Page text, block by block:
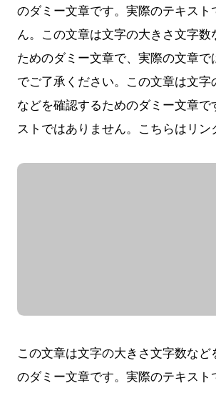
のダミー文章です。実際のテキスト
ん。この文章は文字の大きさ文字数
ためのダミー文章で、実際の文章で
でご了承ください。この文章は文字
などを確認するためのダミー文章で
ストではありません。こちらはリン
この文章は文字の大きさ文字数など
のダミー文章です。実際のテキスト